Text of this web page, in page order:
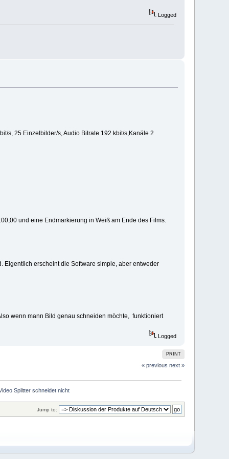
Logged
s, 25 Einzelbilder/s, Audio Bitrate 192 kbit/s,Kanäle 2
und eine Endmarkierung in Weiß am Ende des Films.
Eigentlich erscheint die Software simple, aber entweder
wenn mann Bild genau schneiden möchte, funktioniert
Logged
PRINT
« previous next »
Splitter schneidet nicht
Jump to: